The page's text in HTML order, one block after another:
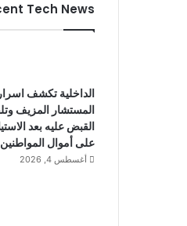
Tech News
الداخلية تكشف اسرار
المستشار المزيف
القبض عليه بعد
على أموال المواطنين
أغسطس 4, 2026